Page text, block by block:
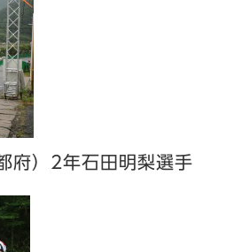
府）2年石田明梨選手